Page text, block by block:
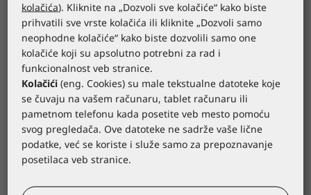
LACUNA
Zaštitne farmerke
ETNA ink blue
MN/ETPIBL
LACUNA
Zaštitna jakna ETNA
kobalt plava
MN/ETBKBL
kolačića). Kliknite na „Dozvoli sve kolačiće“ kako biste
prihvatili sve vrste kolačića ili kliknite „Dozvoli samo
neophodne kolačiće“ kako biste dozvolili samo one
kolačiće koji su apsolutno potrebni za rad i
funkcionalnost veb stranice.
Kolačići (eng. Cookies) su male tekstualne datoteke koje
se čuvaju na vašem računaru, tablet računaru ili
pametnom telefonu kada posetite veb mesto pomoću
svog pregledača. Ove datoteke ne sadrže vaše lične
podatke, već se koriste i služe samo za prepoznavanje
posetilaca veb stranice.